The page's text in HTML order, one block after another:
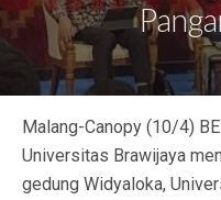
Malang-Canopy (10/4)
Universitas Brawijaya
gedung Widyaloka,